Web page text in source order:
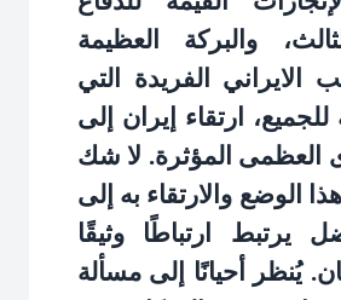
والبركة العظيمة
الايراني الفريدة التي
ارتقاء إيران إلى
العظمى المؤثرة. لا شك
الوضع والارتقاء به إلى
يرتبط ارتباطًا وثيقًا
يُنظر أحيانًا إلى مسألة